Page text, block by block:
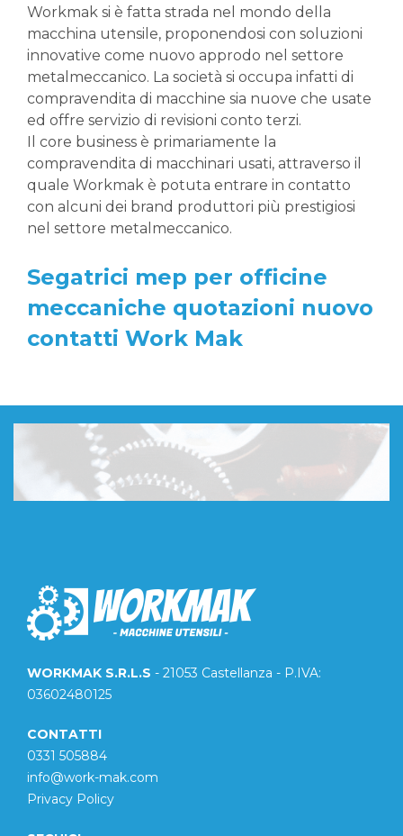
Workmak si è fatta strada nel mondo della
macchina utensile, proponendosi con soluzioni
innovative come nuovo approdo nel settore
metalmeccanico. La società si occupa infatti di
compravendita di macchine sia nuove che usate
ed offre servizio di revisioni conto terzi.
Il core business è primariamente la
compravendita di macchinari usati, attraverso il
quale Workmak è potuta entrare in contatto
con alcuni dei brand produttori più prestigiosi
nel settore metalmeccanico.
Segatrici mep per officine
meccaniche quotazioni nuovo
contatti Work Mak
WORKMAK S.R.L.S - 21053 Castellanza - P.IVA:
03602480125
CONTATTI
0331 505884
info@work-mak.com
Privacy Policy